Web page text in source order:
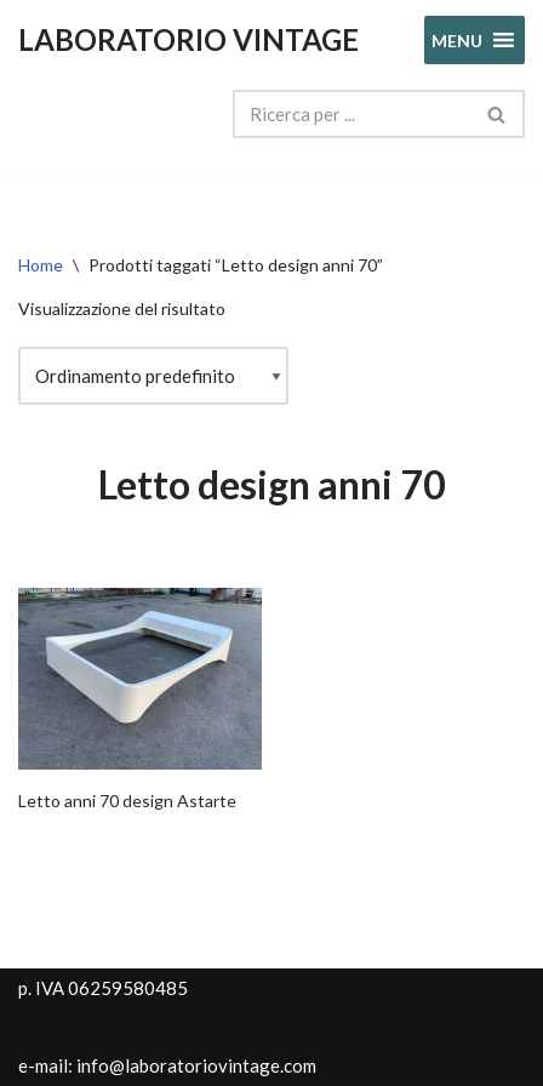
LABORATORIO VINTAGE MENU
Home \ Prodotti taggati “Letto design anni 70”
Visualizzazione del risultato
Letto design anni 70
Letto anni 70 design Astarte
p. IVA 06259580485
e-mail: info@laboratoriovintage.com